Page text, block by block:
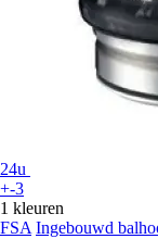
24u
+-3
1 kleuren
FSA Ingebouwd